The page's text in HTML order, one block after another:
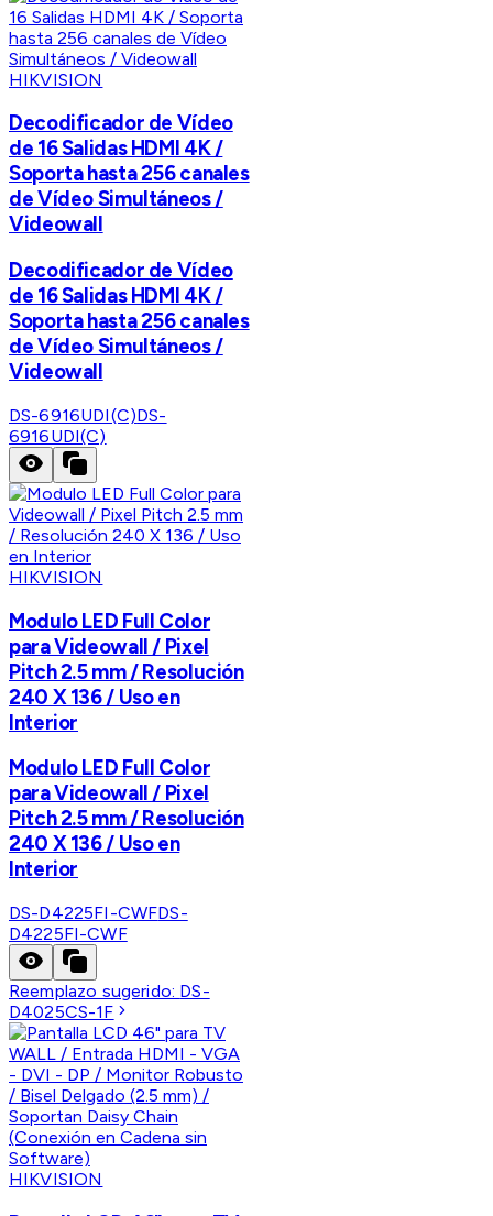
HIKVISION
Decodificador de Vídeo
de 16 Salidas HDMI 4K /
Soporta hasta 256 canales
de Vídeo Simultáneos /
Videowall
Decodificador de Vídeo
de 16 Salidas HDMI 4K /
Soporta hasta 256 canales
de Vídeo Simultáneos /
Videowall
DS-6916UDI(C)DS-
6916UDI(C)
HIKVISION
Modulo LED Full Color
para Videowall / Pixel
Pitch 2.5 mm / Resolución
240 X 136 / Uso en
Interior
Modulo LED Full Color
para Videowall / Pixel
Pitch 2.5 mm / Resolución
240 X 136 / Uso en
Interior
DS-D4225FI-CWFDS-
D4225FI-CWF
Reemplazo sugerido: DS-
D4025CS-1F
HIKVISION